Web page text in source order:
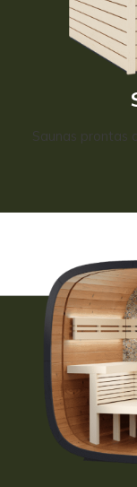
Saunas prontas